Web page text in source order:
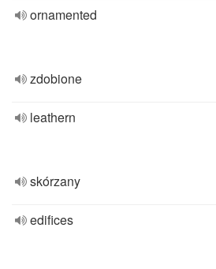
ornamented
zdobione
leathern
skórzany
edifices